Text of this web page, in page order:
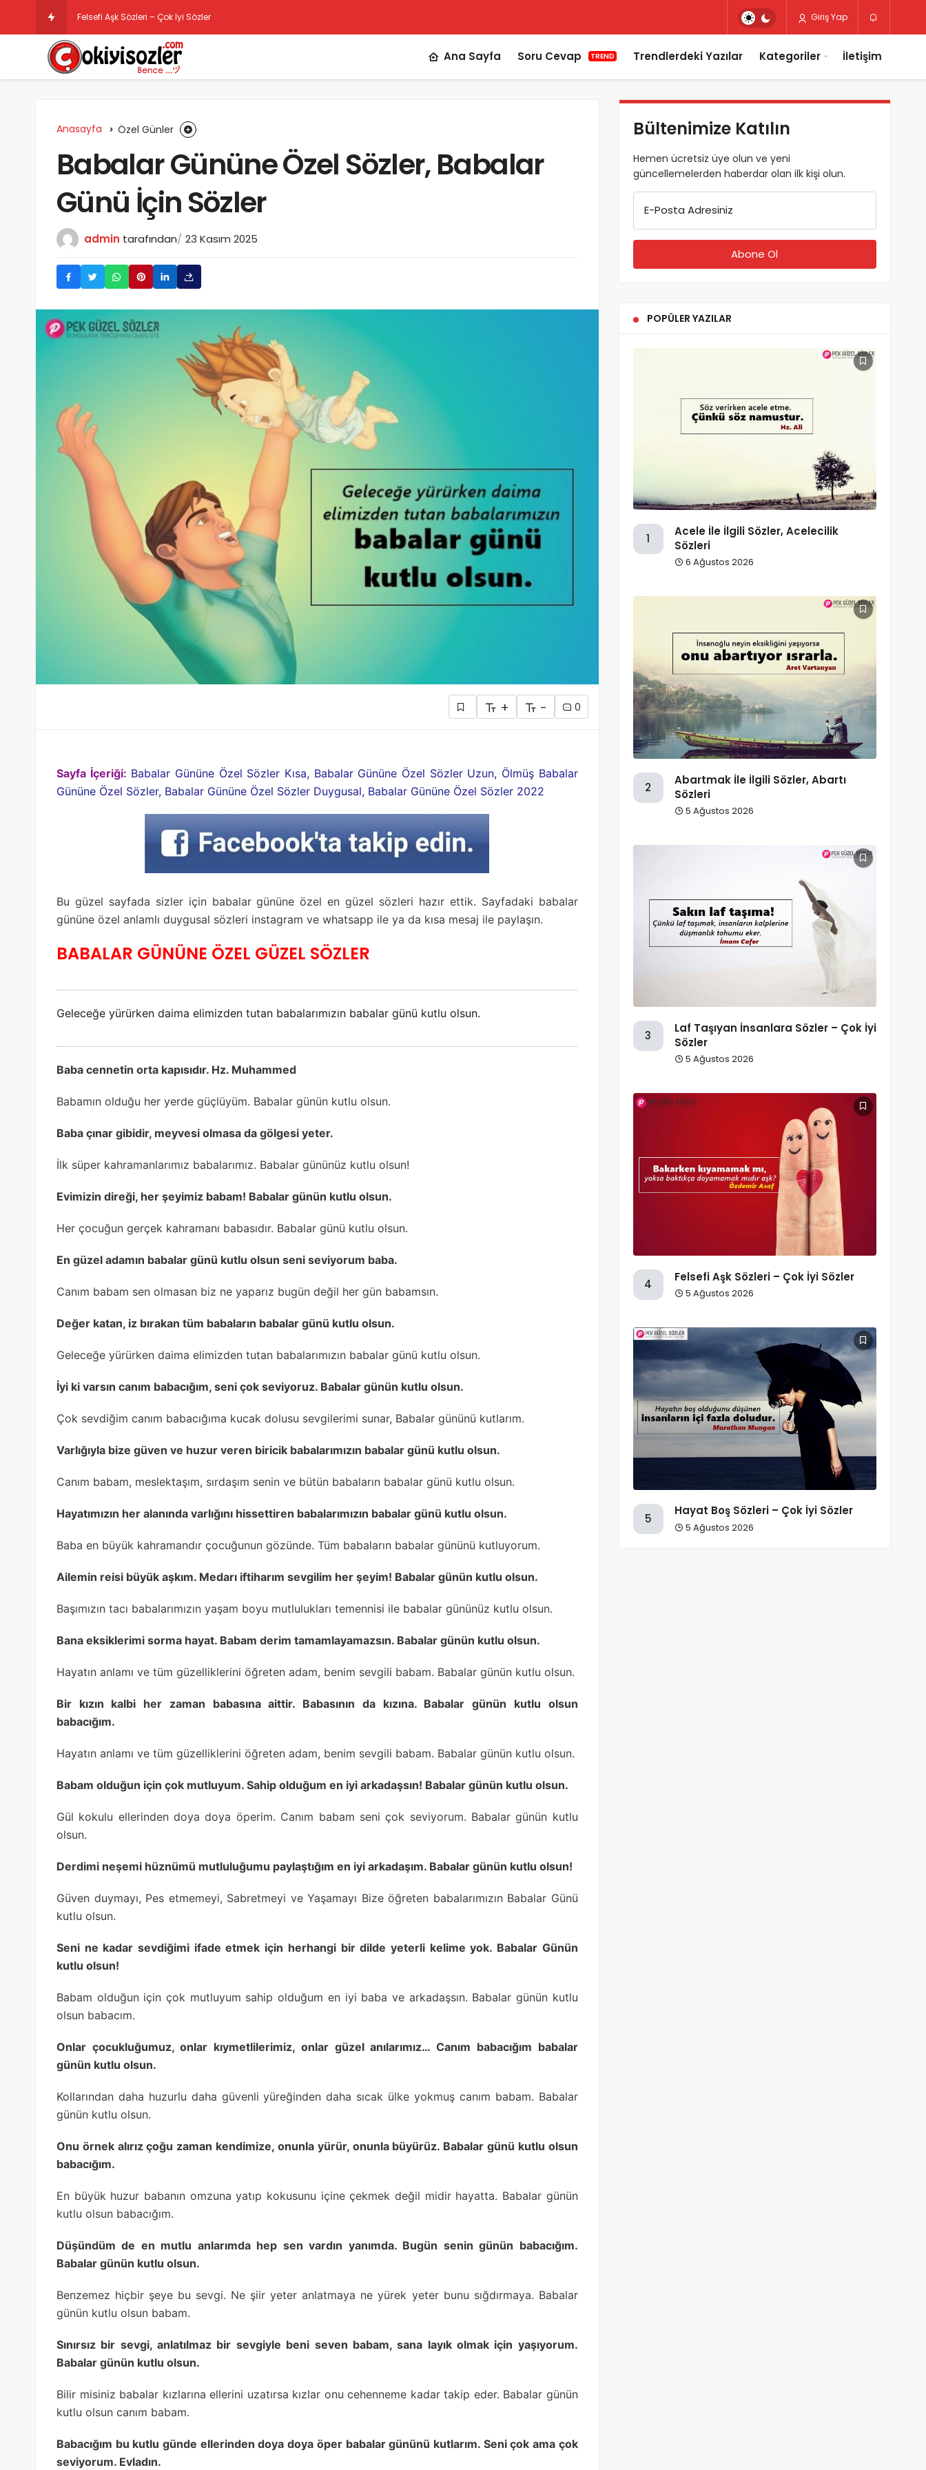
Felsefi Aşk Sözleri – Çok İyi Sözler Giriş Yap
Ana Sayfa Soru Cevap TREND Trendlerdeki Yazılar Kategoriler İletişim
Anasayfa Özel Günler
Babalar Gününe Özel Sözler, Babalar
Günü İçin Sözler
admin tarafından 23 Kasım 2025
+ - 0
Sayfa İçeriği: Babalar Gününe Özel Sözler Kısa, Babalar Gününe Özel Sözler Uzun, Ölmüş Babalar
Gününe Özel Sözler, Babalar Gününe Özel Sözler Duygusal, Babalar Gününe Özel Sözler 2022
Bu güzel sayfada sizler için babalar gününe özel en güzel sözleri hazır ettik. Sayfadaki babalar
gününe özel anlamlı duygusal sözleri instagram ve whatsapp ile ya da kısa mesaj ile paylaşın.
BABALAR GÜNÜNE ÖZEL GÜZEL SÖZLER
Geleceğe yürürken daima elimizden tutan babalarımızın babalar günü kutlu olsun.
Baba cennetin orta kapısıdır. Hz. Muhammed
Babamın olduğu her yerde güçlüyüm. Babalar günün kutlu olsun.
Baba çınar gibidir, meyvesi olmasa da gölgesi yeter.
İlk süper kahramanlarımız babalarımız. Babalar gününüz kutlu olsun!
Evimizin direği, her şeyimiz babam! Babalar günün kutlu olsun.
Her çocuğun gerçek kahramanı babasıdır. Babalar günü kutlu olsun.
En güzel adamın babalar günü kutlu olsun seni seviyorum baba.
Canım babam sen olmasan biz ne yaparız bugün değil her gün babamsın.
Değer katan, iz bırakan tüm babaların babalar günü kutlu olsun.
Geleceğe yürürken daima elimizden tutan babalarımızın babalar günü kutlu olsun.
İyi ki varsın canım babacığım, seni çok seviyoruz. Babalar günün kutlu olsun.
Çok sevdiğim canım babacığıma kucak dolusu sevgilerimi sunar, Babalar gününü kutlarım.
Varlığıyla bize güven ve huzur veren biricik babalarımızın babalar günü kutlu olsun.
Canım babam, meslektaşım, sırdaşım senin ve bütün babaların babalar günü kutlu olsun.
Hayatımızın her alanında varlığını hissettiren babalarımızın babalar günü kutlu olsun.
Baba en büyük kahramandır çocuğunun gözünde. Tüm babaların babalar gününü kutluyorum.
Ailemin reisi büyük aşkım. Medarı iftiharım sevgilim her şeyim! Babalar günün kutlu olsun.
Başımızın tacı babalarımızın yaşam boyu mutlulukları temennisi ile babalar gününüz kutlu olsun.
Bana eksiklerimi sorma hayat. Babam derim tamamlayamazsın. Babalar günün kutlu olsun.
Hayatın anlamı ve tüm güzelliklerini öğreten adam, benim sevgili babam. Babalar günün kutlu olsun.
Bir kızın kalbi her zaman babasına aittir. Babasının da kızına. Babalar günün kutlu olsun
babacığım.
Hayatın anlamı ve tüm güzelliklerini öğreten adam, benim sevgili babam. Babalar günün kutlu olsun.
Babam olduğun için çok mutluyum. Sahip olduğum en iyi arkadaşsın! Babalar günün kutlu olsun.
Gül kokulu ellerinden doya doya öperim. Canım babam seni çok seviyorum. Babalar günün kutlu
olsun.
Derdimi neşemi hüznümü mutluluğumu paylaştığım en iyi arkadaşım. Babalar günün kutlu olsun!
Güven duymayı, Pes etmemeyi, Sabretmeyi ve Yaşamayı Bize öğreten babalarımızın Babalar Günü
kutlu olsun.
Seni ne kadar sevdiğimi ifade etmek için herhangi bir dilde yeterli kelime yok. Babalar Günün
kutlu olsun!
Babam olduğun için çok mutluyum sahip olduğum en iyi baba ve arkadaşsın. Babalar günün kutlu
olsun babacım.
Onlar çocukluğumuz, onlar kıymetlilerimiz, onlar güzel anılarımız… Canım babacığım babalar
günün kutlu olsun.
Kollarından daha huzurlu daha güvenli yüreğinden daha sıcak ülke yokmuş canım babam. Babalar
günün kutlu olsun.
Onu örnek alırız çoğu zaman kendimize, onunla yürür, onunla büyürüz. Babalar günü kutlu olsun
babacığım.
En büyük huzur babanın omzuna yatıp kokusunu içine çekmek değil midir hayatta. Babalar günün
kutlu olsun babacığım.
Düşündüm de en mutlu anlarımda hep sen vardın yanımda. Bugün senin günün babacığım.
Babalar günün kutlu olsun.
Benzemez hiçbir şeye bu sevgi. Ne şiir yeter anlatmaya ne yürek yeter bunu sığdırmaya. Babalar
günün kutlu olsun babam.
Sınırsız bir sevgi, anlatılmaz bir sevgiyle beni seven babam, sana layık olmak için yaşıyorum.
Babalar günün kutlu olsun.
Bilir misiniz babalar kızlarına ellerini uzatırsa kızlar onu cehenneme kadar takip eder. Babalar günün
kutlu olsun canım babam.
Babacığım bu kutlu günde ellerinden doya doya öper babalar gününü kutlarım. Seni çok ama çok
seviyorum. Evladın.
Bültenimize Katılın
Hemen ücretsiz üye olun ve yeni
güncellemelerden haberdar olan ilk kişi olun.
E-Posta Adresiniz
POPÜLER YAZILAR
1
Acele İle İlgili Sözler, Acelecilik
Sözleri
6 Ağustos 2026
2
Abartmak İle İlgili Sözler, Abartı
Sözleri
5 Ağustos 2026
3
Laf Taşıyan İnsanlara Sözler – Çok İyi
Sözler
5 Ağustos 2026
4
Felsefi Aşk Sözleri – Çok İyi Sözler
5 Ağustos 2026
5
Hayat Boş Sözleri – Çok İyi Sözler
5 Ağustos 2026